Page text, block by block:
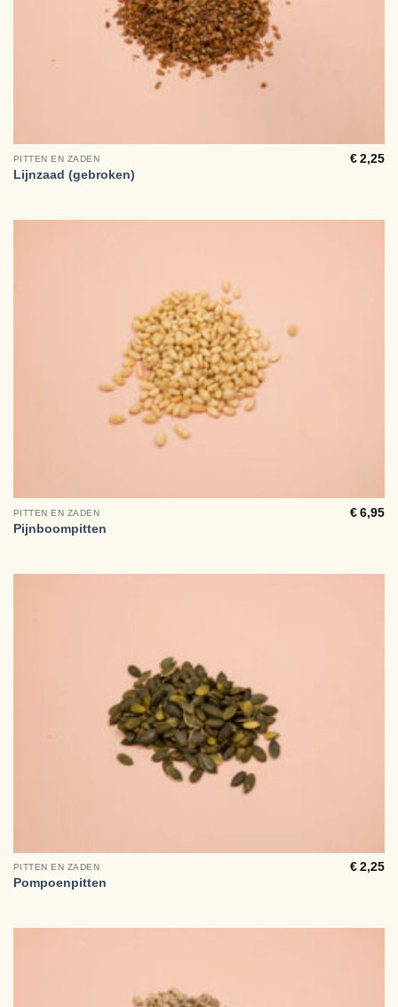
PITTEN EN ZADEN
Lijnzaad (gebroken)
€ 2,25
PITTEN EN ZADEN
Pijnboompitten
€ 6,95
PITTEN EN ZADEN
Pompoenpitten
€ 2,25